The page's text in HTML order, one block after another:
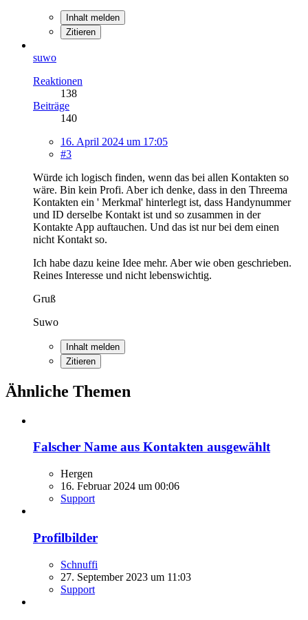
Inhalt melden
Zitieren
suwo
Reaktionen
138
Beiträge
140
16. April 2024 um 17:05
#3
Würde ich logisch finden, wenn das bei allen Kontakten so
wäre. Bin kein Profi. Aber ich denke, dass in den Threema
Kontakten ein ' Merkmal' hinterlegt ist, dass Handynummer
und ID derselbe Kontakt ist und so zusammen in der
Kontakte App auftauchen. Und das ist nur bei dem einen
nicht Kontakt so.
Ich habe dazu keine Idee mehr. Aber wie oben geschrieben.
Reines Interesse und nicht lebenswichtig.
Gruß
Suwo
Inhalt melden
Zitieren
Ähnliche Themen
Falscher Name aus Kontakten ausgewählt
Hergen
16. Februar 2024 um 00:06
Support
Profilbilder
Schnuffi
27. September 2023 um 11:03
Support